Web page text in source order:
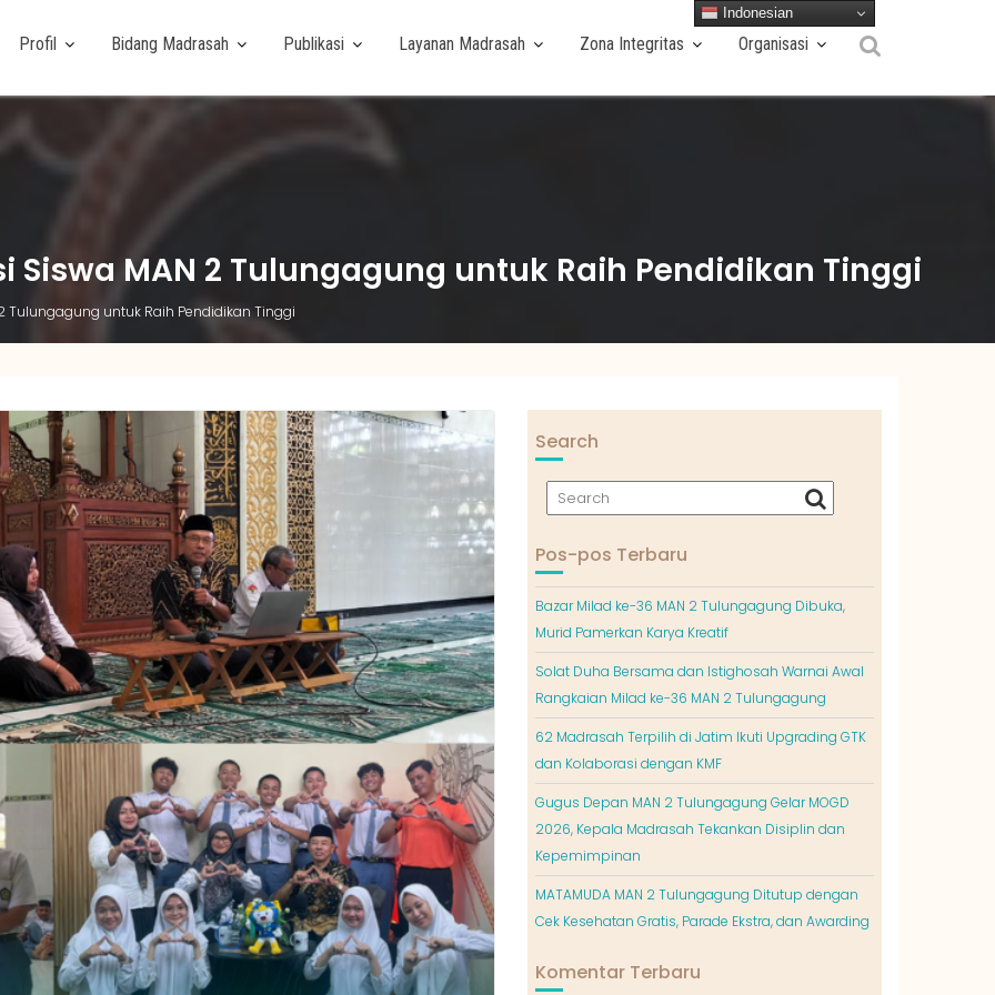
Profil Bidang Madrasah Publikasi Layanan Madrasah Zona Integritas Organisasi
Siswa MAN 2 Tulungagung untuk Raih Pendidikan Tinggi
Tulungagung untuk Raih Pendidikan Tinggi
Search
Pos-pos Terbaru
Bazar Milad ke-36 MAN 2 Tulungagung Dibuka,
Murid Pamerkan Karya Kreatif
Solat Duha Bersama dan Istighosah Warnai Awal
Rangkaian Milad ke-36 MAN 2 Tulungagung
62 Madrasah Terpilih di Jatim Ikuti Upgrading GTK
dan Kolaborasi dengan KMF
Gugus Depan MAN 2 Tulungagung Gelar MOGD
2026, Kepala Madrasah Tekankan Disiplin dan
Kepemimpinan
MATAMUDA MAN 2 Tulungagung Ditutup dengan
Cek Kesehatan Gratis, Parade Ekstra, dan Awarding
Komentar Terbaru
Indonesian